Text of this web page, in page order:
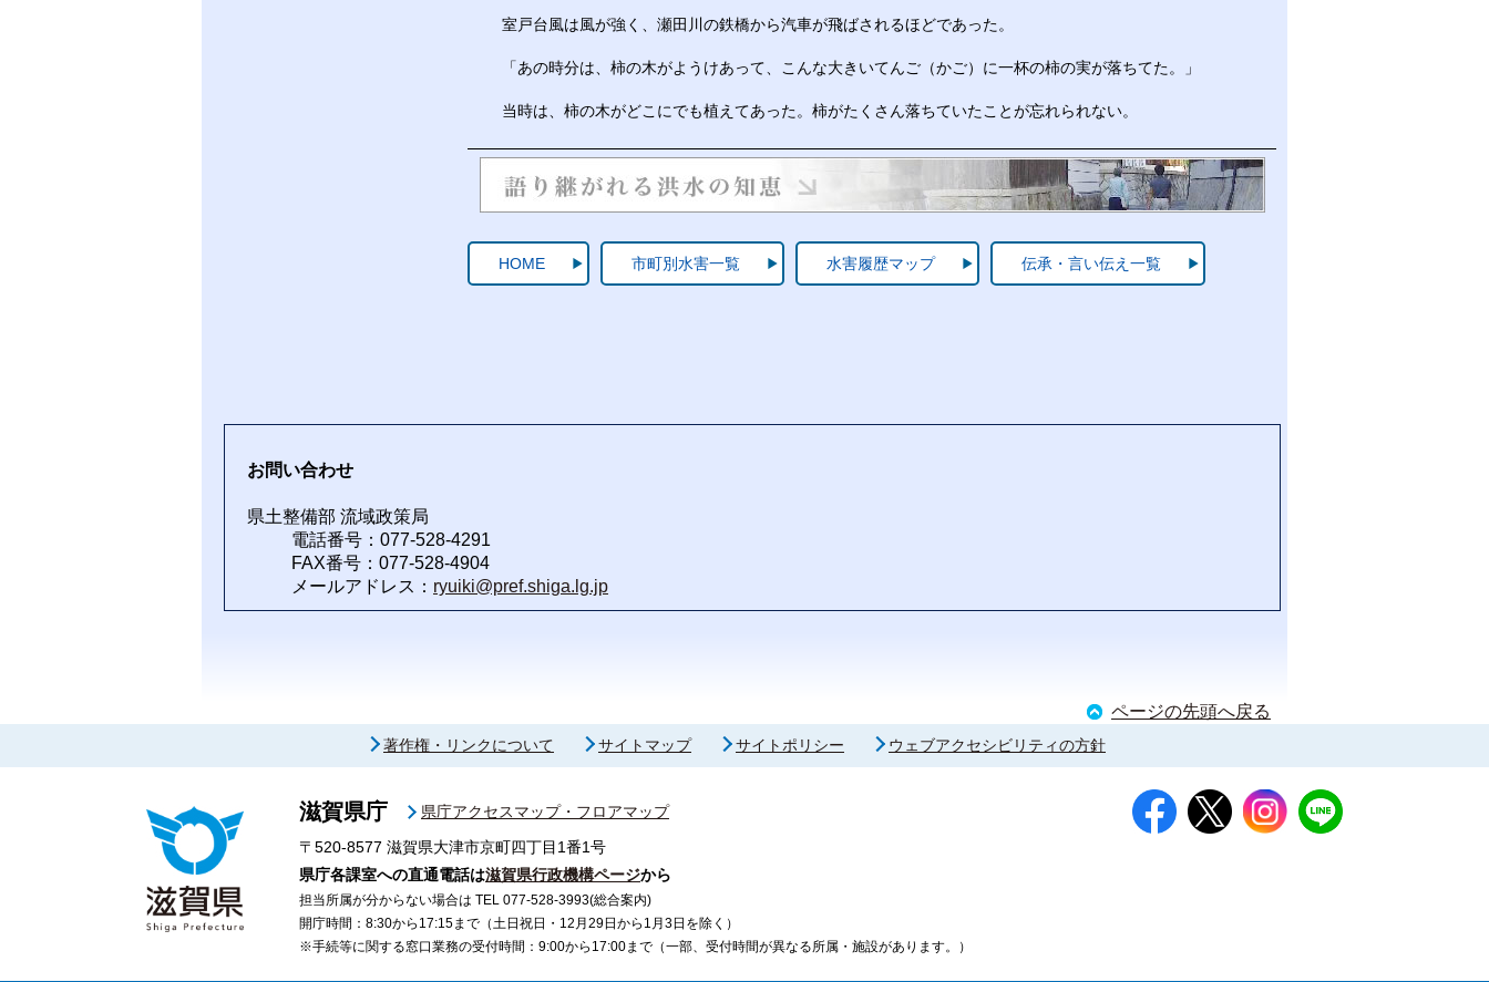
室戸台風は風が強く、瀬田川の鉄橋から汽車が飛ばされるほどであった。
「あの時分は、柿の木がようけあって、こんな大きいてんご（かご）に一杯の柿の実が落ちてた。」
当時は、柿の木がどこにでも植えてあった。柿がたくさん落ちていたことが忘れられない。
HOME 市町別水害一覧 水害履歴マップ 伝承・言い伝え一覧
お問い合わせ
県土整備部 流域政策局
電話番号：077-528-4291
FAX番号：077-528-4904
メールアドレス： ryuiki@pref.shiga.lg.jp
ページの先頭へ戻る
著作権・リンクについて サイトマップ サイトポリシー ウェブアクセシビリティの方針
滋賀県庁
県庁アクセスマップ・フロアマップ
〒520-8577 滋賀県大津市京町四丁目1番1号
県庁各課室への直通電話は滋賀県行政機構ページから
担当所属が分からない場合は TEL 077-528-3993(総合案内)
開庁時間：8:30から17:15まで（土日祝日・12月29日から1月3日を除く）
※手続等に関する窓口業務の受付時間：9:00から17:00まで（一部、受付時間が異なる所属・施設があります。）